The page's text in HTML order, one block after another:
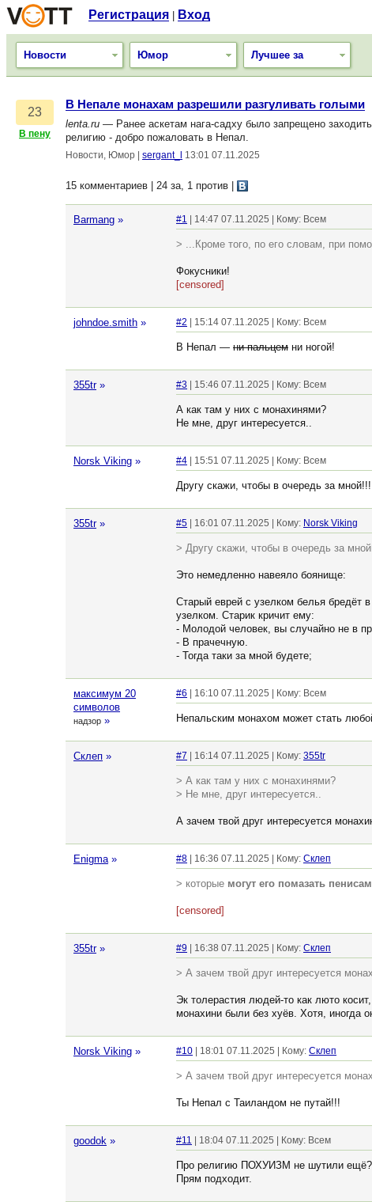
Регистрация Вход
Новости Юмор Лучшее за
23
В пену
В Непале монахам разрешили разгуливать голыми
lenta.ru — Ранее аскетам нага-садху было запрещено
религию - добро пожаловать в Непал.
Новости, Юмор sergant_l 13:01 07.11.2025
15 комментариев | 24 за, 1 против
Barmang » #1 | 14:47 07.11.2025 | Кому: Всем
> ...Кроме того, по его словам, при
Фокусники!
[censored]
johndoe.smith » #2 | 15:14 07.11.2025 | Кому: Всем
В Непал — ни пальцем ни ногой!
355tr » #3 | 15:46 07.11.2025 | Кому: Всем
А как там у них с монахинями?
Не мне, друг интересуется..
Norsk Viking » #4 | 15:51 07.11.2025 | Кому: Всем
Другу скажи, чтобы в очередь за мной!!!
355tr » #5 | 16:01 07.11.2025 | Кому: Norsk Viking
> Другу скажи, чтобы в очередь за
Это немедленно навеяло боянище:
Старый еврей с узелком белья бредёт
узелком. Старик кричит ему:
- Молодой человек, вы случайно не в
- В прачечную.
- Тогда таки за мной будете;
максимум 20
символов
надзор »
#6 | 16:10 07.11.2025 | Кому: Всем
Непальским монахом может стать
Склеп » #7 | 16:14 07.11.2025 | Кому: 355tr
> А как там у них с монахинями?
> Не мне, друг интересуется..
А зачем твой друг интересуется
Enigma » #8 | 16:36 07.11.2025 | Кому: Склеп
> которые могут его помазать
[censored]
355tr » #9 | 16:38 07.11.2025 | Кому: Склеп
> А зачем твой друг интересуется
Эк толерастия людей-то как люто
монахини были без хуёв. Хотя, иногда
Norsk Viking » #10 | 18:01 07.11.2025 | Кому: Склеп
> А зачем твой друг интересуется
Ты Непал с Таиландом не путай!!!
goodok » #11 | 18:04 07.11.2025 | Кому: Всем
Про религию ПОХУИЗМ не шутили ещё?
Прям подходит.